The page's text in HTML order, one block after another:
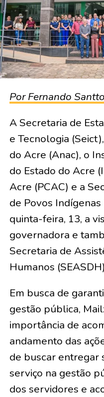
Por Fernando
A Secretaria de
e Tecnologia
do Acre (Anac), o
do Estado do Acre
Acre (PCAC) e a
de Povos
quinta-feira, 13, a
governadora e
Secretaria de
Humanos
Em busca de
gestão pública,
importância de
andamento das
de buscar
serviço na gestão
dos servidores e